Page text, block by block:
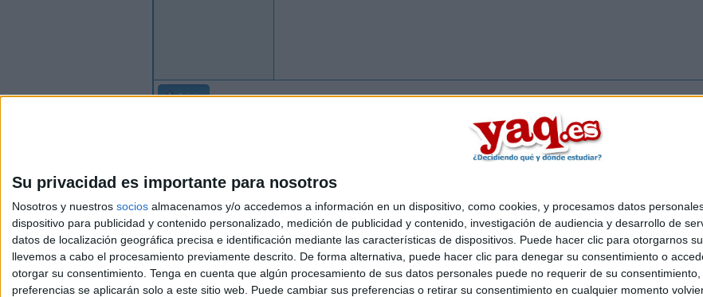
Su privacidad es importante para nosotros
Nosotros y nuestros socios almacenamos y/o accedemos a información en un dispositivo, como cookies, y procesamos datos
dispositivo para publicidad y contenido personalizado, medición de publicidad y contenido, investigación de audiencia y desarrollo de
datos de localización geográfica precisa e identificación mediante las características de dispositivos. Puede hacer clic para otorgarnos
llevemos a cabo el procesamiento previamente descrito. De forma alternativa, puede hacer clic para denegar su consentimiento o
otorgar su consentimiento. Tenga en cuenta que algún procesamiento de sus datos personales puede no requerir de su
preferencias se aplicarán solo a este sitio web. Puede cambiar sus preferencias o retirar su consentimiento en cualquier momento
Inicio Inicia
Quiénes somos|Contactar|Anúnciate
Aviso legal|Politica de privacidad|Condiciones generales|Política de
© 2003-2026Compás Mediterráneo S.L.- Diego de León 47 - 28006 Madrid [ESPAÑA]